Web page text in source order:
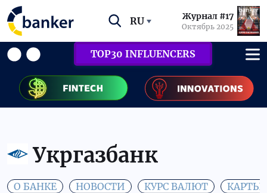
RU Журнал #17
Октябрь 2025
TOP30 INFLUENCERS
Укргазбанк
О БАНКЕ НОВОСТИ КУРС ВАЛЮТ КАРТЫ